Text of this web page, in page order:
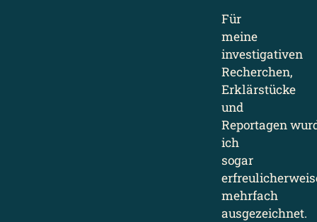
Für
meine
investigativen
Recherchen,
Erklärstücke
und
Reportagen
ich
sogar
mehrfach
ausgezeichnet.